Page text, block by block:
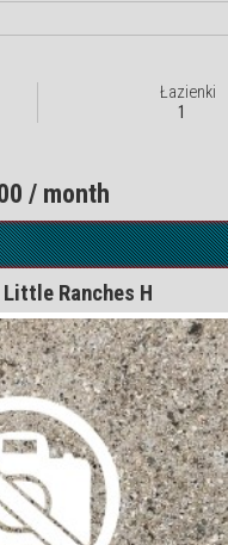
Łazienki
1
/ month
Ranches H